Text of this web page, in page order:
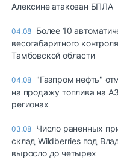
Алексине атакован БПЛА
04.08 Более 10
весогабаритного
Тамбовской области
04.08 "Газпром нефть"
на продажу топлива на
регионах
03.08 Число раненных
склад Wildberries под
выросло до четырех